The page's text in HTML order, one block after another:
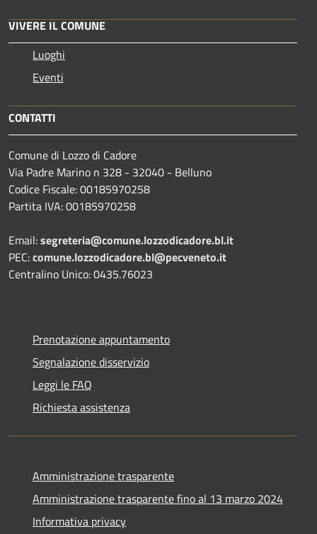
VIVERE IL COMUNE
Luoghi
Eventi
CONTATTI
Comune di Lozzo di Cadore
Via Padre Marino n 328 - 32040 - Belluno
Codice Fiscale: 00185970258
Partita IVA: 00185970258
Email:segreteria@comune.lozzodicadore.bl.it
PEC:comune.lozzodicadore.bl@pecveneto.it
Centralino Unico: 0435.76023
Prenotazione appuntamento
Segnalazione disservizio
Leggi le FAQ
Richiesta assistenza
Amministrazione trasparente
Amministrazione trasparente fino al 13 marzo 2024
Informativa privacy